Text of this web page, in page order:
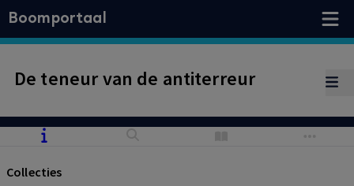
Boomportaal
De teneur van de antiterreur
Collecties